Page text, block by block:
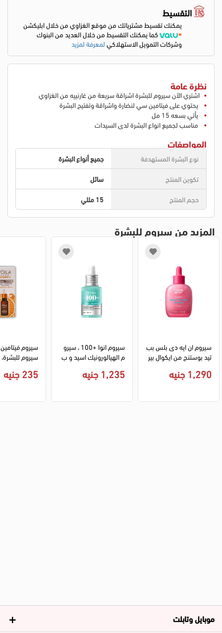
التقسيط
يمكنك تقسيط مشترياتك من موقع الغزاوي من خلال ابليكشن
كما يمكنك التقسيط من خلال العديد من البنوك
وشركات التمويل الاستهلاكيلمعرفة لمزيد
نظرة عامة
اشتري الآن سيروم للبشرة اشراقة سريعة من غارنييه من الغزاوي
يحتوي على فيتامين سي لنضارة واشراقة وتفتيح البشرة
يأتي بسعه 15 مل
مناسب لجميع انواع البشرة لدى السيدات
المواصفات
نوع البشرة المستهدفة
جميع أنواع البشرة
تكوين المنتج
سائل
حجم المنتج
15 مللي
المزيد من سيروم للبشرة
سيروم ان ايه دى بلس بب
تيد بوستنج من ايكوال بير
1,290 جنيه
سيروم انوا +100 ، سيرو
م الهيالورونيك اسيد و ب
1,235 جنيه
سيروم للبشرة، 30 مل.
235 جنيه
موبايل وتابلت